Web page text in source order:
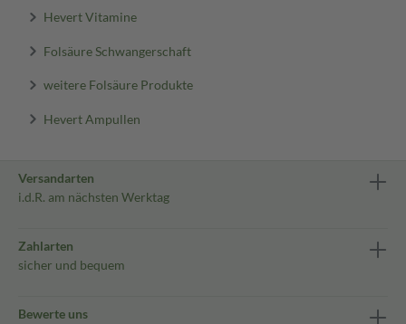
Hevert Vitamine
Folsäure Schwangerschaft
weitere Folsäure Produkte
Hevert Ampullen
Versandarten
i.d.R. am nächsten Werktag
Zahlarten
sicher und bequem
Bewerte uns